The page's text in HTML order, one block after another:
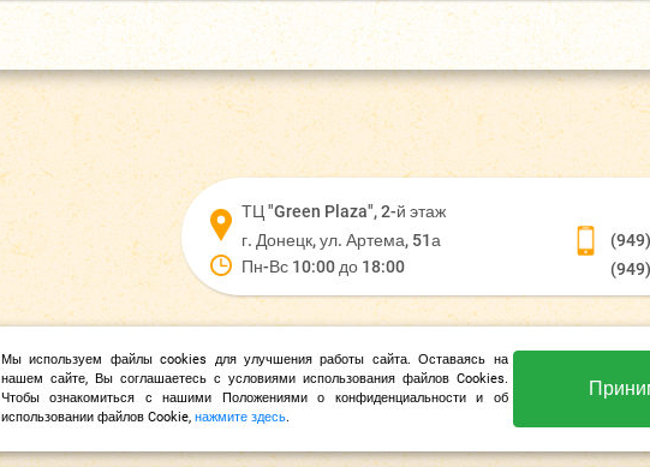
ТЦ "Green Plaza", 2-й этаж
г. Донецк, ул. Артема, 51а
Пн-Вс 10:00 до 18:00
Мы используем файлы cookies для улучшения работы сайта. Оставаясь на
нашем сайте, Вы соглашаетесь с условиями использования файлов Cookies.
Чтобы ознакомиться с нашими Положениями о конфиденциальности и об
использовании файлов Cookie, нажмите здесь.